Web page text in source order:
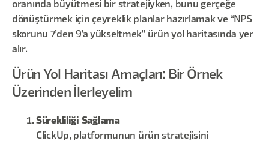
oranında büyütmesi bir stratejiyken, bunu gerçeğe
dönüştürmek için çeyreklik planlar hazırlamak ve “NPS
skorunu 7’den 9’a yükseltmek” ürün yol haritasında yer
alır.
Ürün Yol Haritası Amaçları: Bir Örnek
Üzerinden İlerleyelim
Sürekliliği Sağlama
ClickUp, platformunun ürün stratejisini